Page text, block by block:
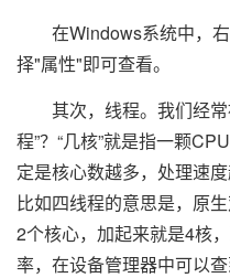
在Windows系统中，右
择"属性"即可查看。
其次，线程。我们经常
程”？“几核”就是指一颗
定是核心数越多，处理速度
比如四线程的意思是，原
2个核心，加起来就是4核
率，在设备管理器中可以查